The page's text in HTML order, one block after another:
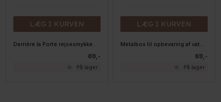
LÆG I KURVEN
Derrière la Porte rejsesmykkeæske med spejl - JOYAUX - Divine
69,-
På lager
LÆG I KURVEN
Metalbox til opbevaring af vatpinde - Lysegrå, rund
69,-
På lager